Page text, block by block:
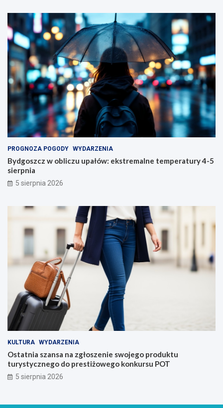
PROGNOZA POGODY WYDARZENIA
Bydgoszcz w obliczu upałów: ekstremalne temperatury 4-5
sierpnia
5 sierpnia 2026
KULTURA WYDARZENIA
Ostatnia szansa na zgłoszenie swojego produktu
turystycznego do prestiżowego konkursu POT
5 sierpnia 2026